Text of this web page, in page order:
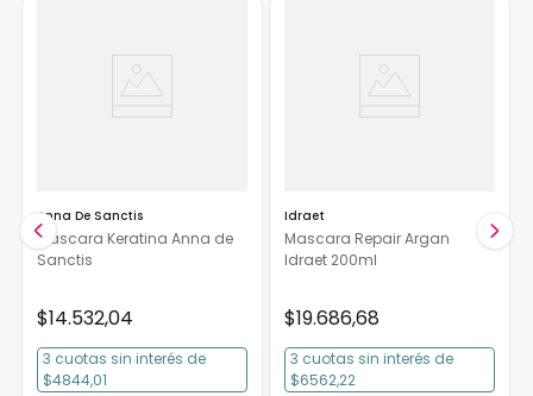
Anna De Sanctis
Máscara Keratina Anna de
Sanctis
$14.532,04
3 cuotas sin interés de
$4844,01
Idraet
Mascara Repair Argan
Idraet 200ml
$19.686,68
3 cuotas sin interés de
$6562,22